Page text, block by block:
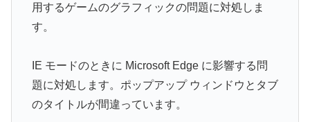
用するゲームのグラフィックの問題に対処しま
す。
IE モードのときに Microsoft Edge に影響する問
題に対処します。ポップアップ ウィンドウとタブ
のタイトルが間違っています。